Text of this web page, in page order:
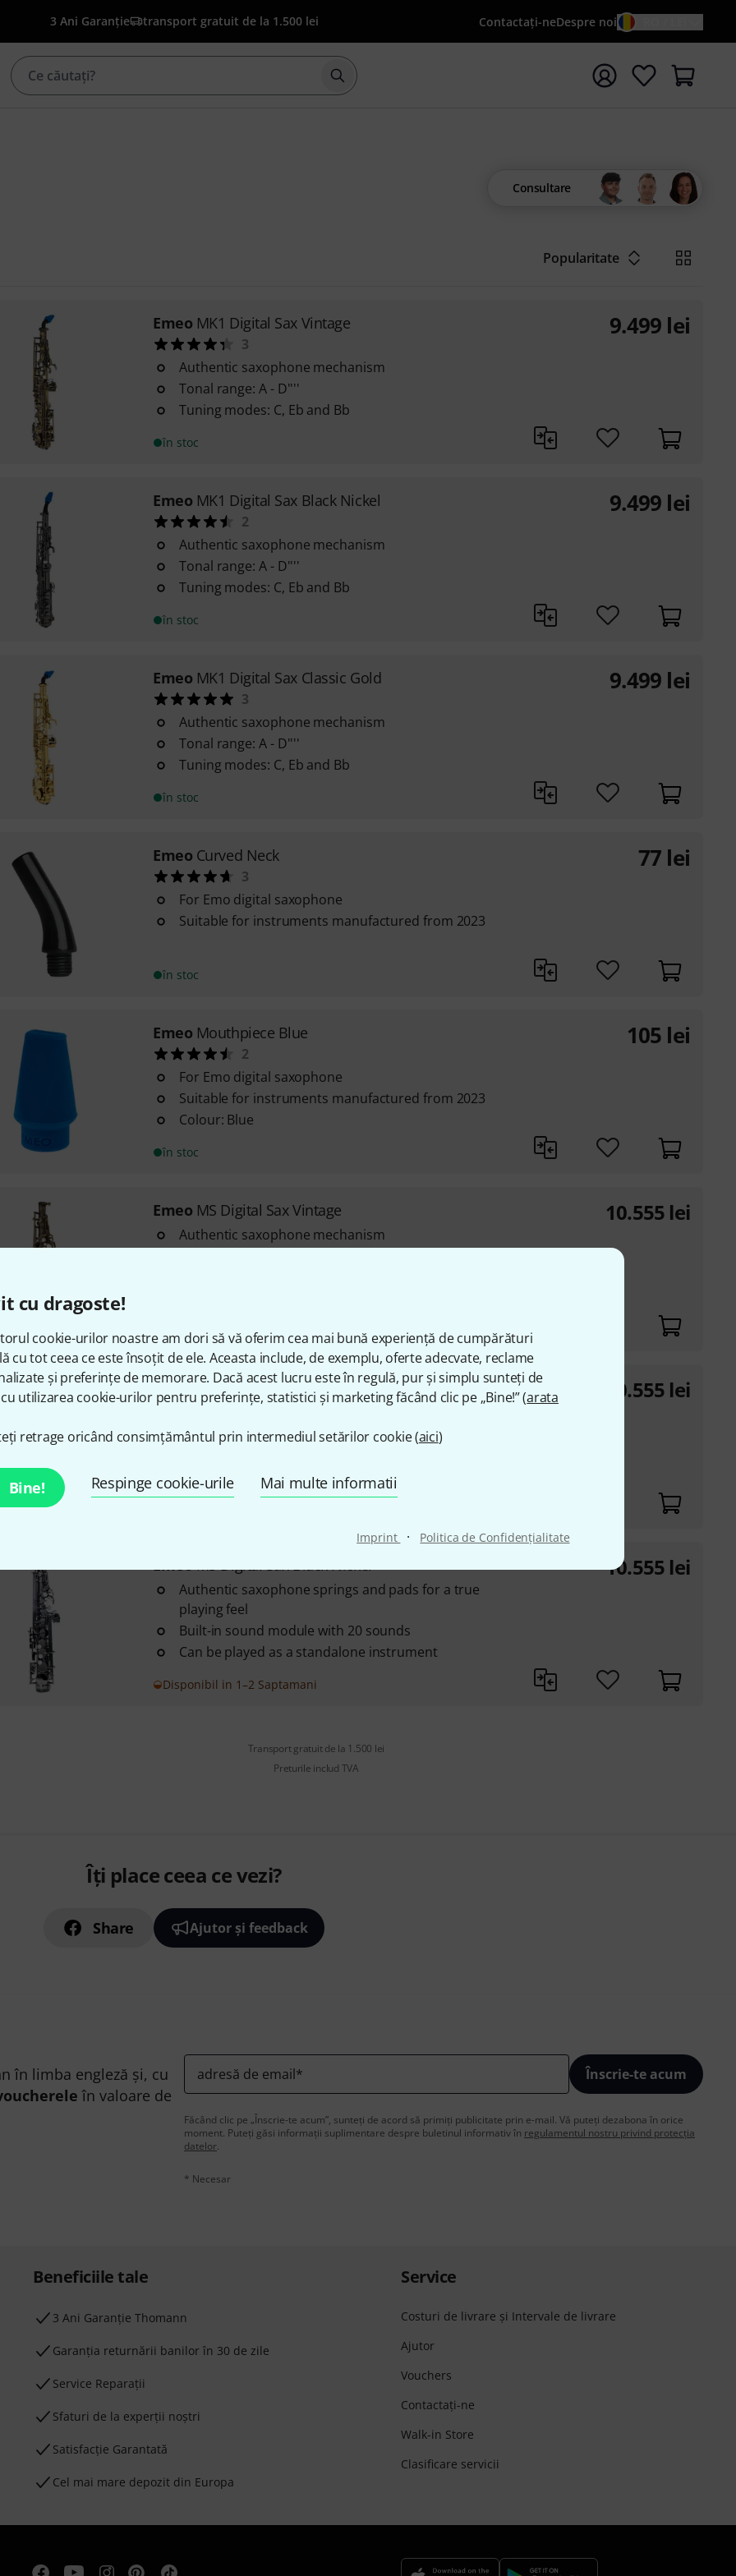
cu dragoste!
cookie-urilor noastre am dori să vă oferim cea mai bună experiență de cumpărături
cu tot ceea ce este însoțit de ele. Aceasta include, de exemplu, oferte adecvate, reclame
și preferințe de memorare. Dacă acest lucru este în regulă, pur și simplu sunteți de
utilizarea cookie-urilor pentru preferințe, statistici și marketing făcând clic pe „Bine!” (arata
retrage oricând consimțământul prin intermediul setărilor cookie (aici)
Bine! Respinge cookie-urile Mai multe informatii
Imprint · Politica de Confidenţialitate
3 Ani Garanție transport gratuit de la 1.500 lei Contactaţi-neDespre noi
Începeți căutarea cu termenul de căutare {searchTerm}
Consultare
Popularitate
Emeo MK1 Digital Sax Vintage
3
Authentic saxophone mechanism
Tonal range: A - D''''
Tuning modes: C, Eb and Bb
în stoc
9.499 lei
Emeo MK1 Digital Sax Black Nickel
2
Authentic saxophone mechanism
Tonal range: A - D''''
Tuning modes: C, Eb and Bb
în stoc
9.499 lei
Emeo MK1 Digital Sax Classic Gold
3
Authentic saxophone mechanism
Tonal range: A - D''''
Tuning modes: C, Eb and Bb
în stoc
9.499 lei
Emeo Curved Neck
3
For Emo digital saxophone
Suitable for instruments manufactured from 2023
în stoc
77 lei
Emeo Mouthpiece Blue
2
For Emo digital saxophone
Suitable for instruments manufactured from 2023
Colour: Blue
în stoc
105 lei
Emeo MS Digital Sax Vintage
Authentic saxophone mechanism
Disponibil in 1–2 Saptamani
10.555 lei
EmeoMS Digital Sax Classic Gold
playing feel
Can be played as a standalone instrument
10.555 lei
EmeoMS Digital Sax Black Nickel
Authentic saxophone springs and pads for a true
playing feel
Built-in sound module with 20 sounds
Can be played as a standalone instrument
Disponibil in 1–2 Saptamani
10.555 lei
Transport gratuit de la 1.500 lei
Preturile includ TVA
Îți place ceea ce vezi?
Share Ajutor și feedback
în limba engleză și, cu
în valoare de
adresă de email* Înscrie-te acum
Făcând clic pe „Înscrie-te acum”, sunteți de acord să primiți publicitate prin e-mail. Vă puteți dezabona în orice
moment. Puteți găsi informații suplimentare despre buletinul informativ în regulamentul nostru privind protecția
datelor.
* Necesar
Beneficiile tale
3 Ani Garanție Thomann
Garanţia returnării banilor în 30 de zile
Service Reparații
Sfaturi de la experții noștri
Satisfacție Garantată
Cel mai mare depozit din Europa
Service
Costuri de livrare şi Intervale de livrare
Ajutor
Vouchers
Contactaţi-ne
Walk-in Store
Clasificare servicii